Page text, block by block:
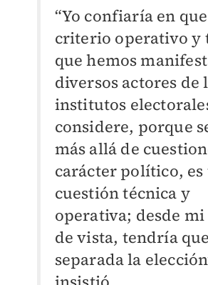
“Yo confiaría en
criterio operativo y
que hemos
diversos actores de
institutos
considere, porque
más allá de
carácter político, es
cuestión técnica y
operativa; desde
de vista, tendría
separada la